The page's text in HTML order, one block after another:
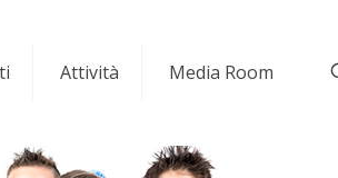
Attività Media Room